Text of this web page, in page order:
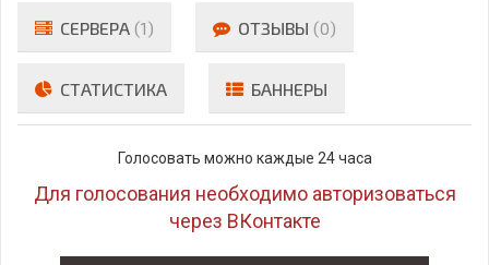
СЕРВЕРА (1) ОТЗЫВЫ (0)
СТАТИСТИКА БАННЕРЫ
Голосовать можно каждые 24 часа
Для голосования необходимо авторизоваться
через ВКонтакте